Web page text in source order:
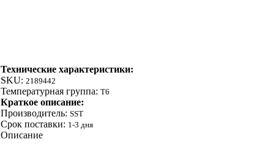
Технические характеристики:
SKU: 2189442
Температурная группа: Т6
Краткое описание:
Производитель: SST
Срок поставки: 1-3 дня
Описание